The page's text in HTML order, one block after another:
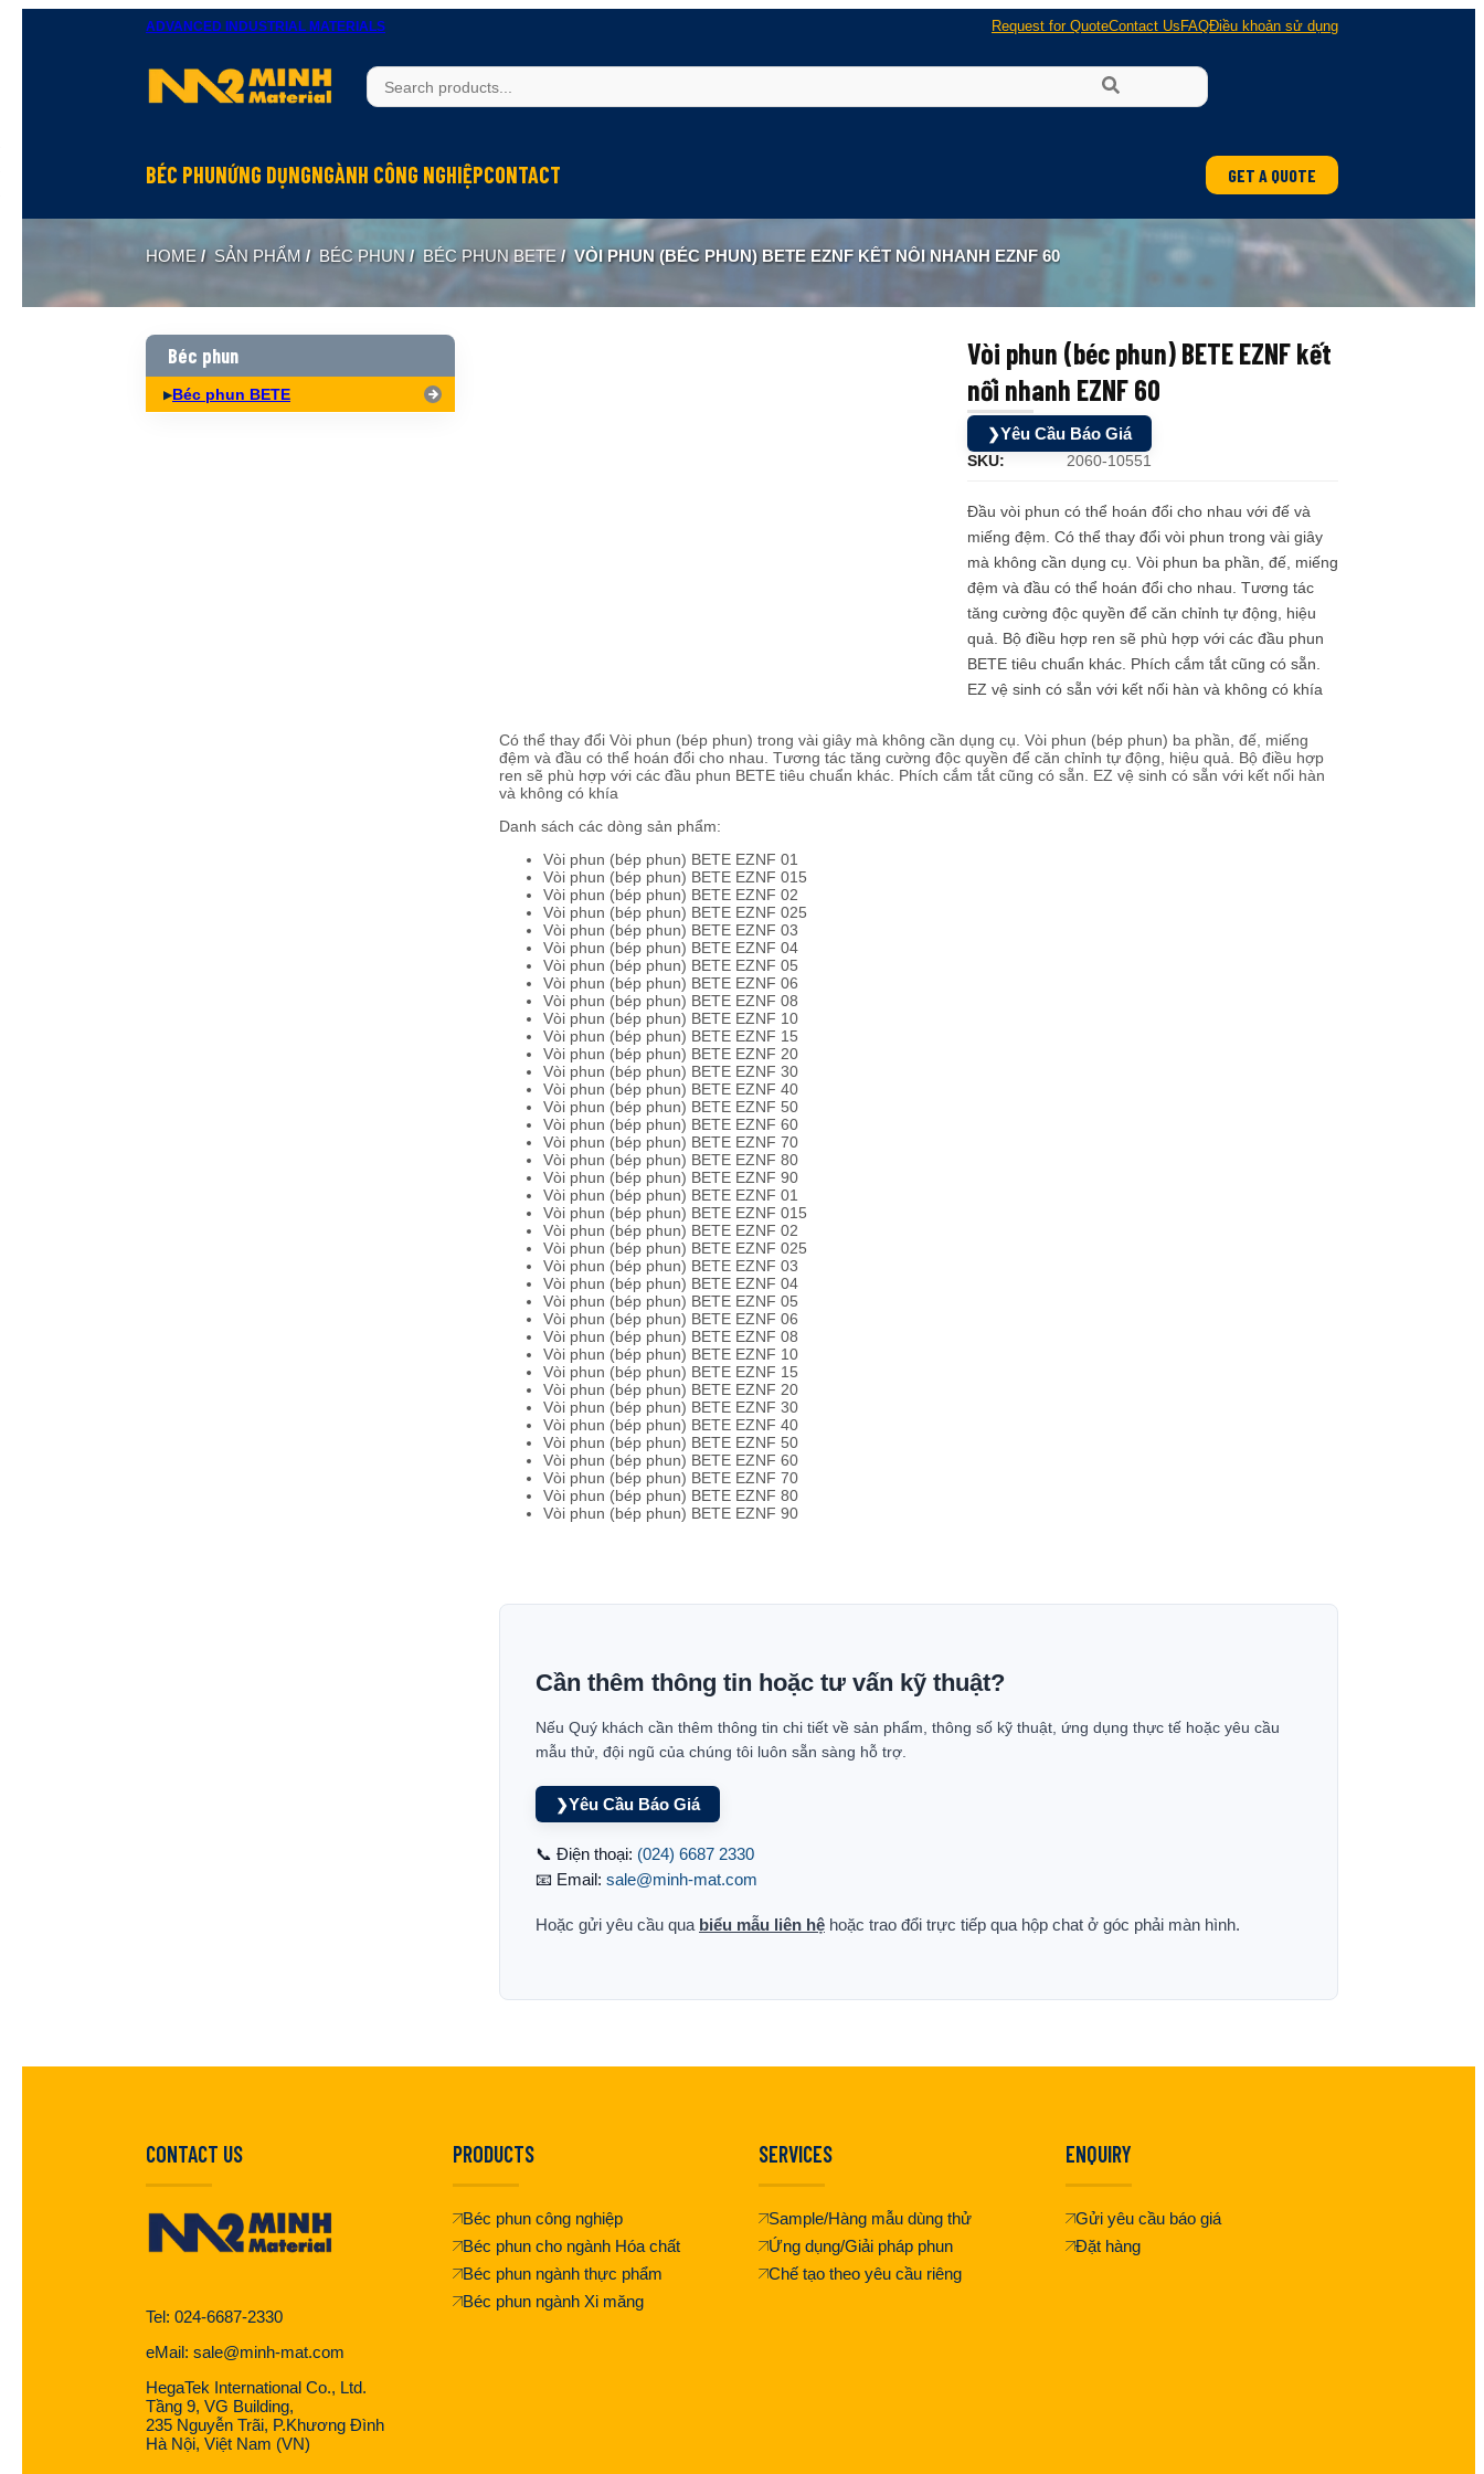
ADVANCED INDUSTRIAL MATERIALS Request for QuoteContact Us FAQĐiều khoản sử dụng
BÉC PHUN
Béc phun Đồng Brass
Béc phun Nhựa PP
Biên dạng hình nón đặc Full Cone
Biên dạng hình nón rỗng Hollow Cone
ỨNG DỤNG
Rửa bề mặt
Làm mát
Dập bụi
Phun hóa chất
NGÀNH CÔNG NGHIỆP
Hóa chất
Đóng tàu
Dệt may
CONTACT GET A QUOTE
HOME / SẢN PHẨM / BÉC PHUN / BÉC PHUN BETE / VÒI PHUN (BÉC PHUN) BETE EZNF KẾT NỐI NHANH EZNF 60
Béc phun
Béc phun BETE
Vòi phun (béc phun) BETE EZNF kết
nối nhanh EZNF 60
❯Yêu Cầu Báo Giá
SKU: 2060-10551
Đầu vòi phun có thể hoán đổi cho nhau với đế và
miếng đệm. Có thể thay đổi vòi phun trong vài giây
mà không cần dụng cụ. Vòi phun ba phần, đế, miếng
đệm và đầu có thể hoán đổi cho nhau. Tương tác
tăng cường độc quyền để căn chỉnh tự động, hiệu
quả. Bộ điều hợp ren sẽ phù hợp với các đầu phun
BETE tiêu chuẩn khác. Phích cắm tắt cũng có sẵn.
EZ vệ sinh có sẵn với kết nối hàn và không có khía
Có thể thay đổi Vòi phun (bép phun) trong vài giây mà không cần dụng cụ. Vòi phun (bép phun) ba phần, đế, miếng
đệm và đầu có thể hoán đổi cho nhau. Tương tác tăng cường độc quyền để căn chỉnh tự động, hiệu quả. Bộ điều hợp
ren sẽ phù hợp với các đầu phun BETE tiêu chuẩn khác. Phích cắm tắt cũng có sẵn. EZ vệ sinh có sẵn với kết nối hàn
và không có khía
Danh sách các dòng sản phẩm:
Vòi phun (bép phun) BETE EZNF 01
Vòi phun (bép phun) BETE EZNF 015
Vòi phun (bép phun) BETE EZNF 02
Vòi phun (bép phun) BETE EZNF 025
Vòi phun (bép phun) BETE EZNF 03
Vòi phun (bép phun) BETE EZNF 04
Vòi phun (bép phun) BETE EZNF 05
Vòi phun (bép phun) BETE EZNF 06
Vòi phun (bép phun) BETE EZNF 08
Vòi phun (bép phun) BETE EZNF 10
Vòi phun (bép phun) BETE EZNF 15
Vòi phun (bép phun) BETE EZNF 20
Vòi phun (bép phun) BETE EZNF 30
Vòi phun (bép phun) BETE EZNF 40
Vòi phun (bép phun) BETE EZNF 50
Vòi phun (bép phun) BETE EZNF 60
Vòi phun (bép phun) BETE EZNF 70
Vòi phun (bép phun) BETE EZNF 80
Vòi phun (bép phun) BETE EZNF 90
Vòi phun (bép phun) BETE EZNF 01
Vòi phun (bép phun) BETE EZNF 015
Vòi phun (bép phun) BETE EZNF 02
Vòi phun (bép phun) BETE EZNF 025
Vòi phun (bép phun) BETE EZNF 03
Vòi phun (bép phun) BETE EZNF 04
Vòi phun (bép phun) BETE EZNF 05
Vòi phun (bép phun) BETE EZNF 06
Vòi phun (bép phun) BETE EZNF 08
Vòi phun (bép phun) BETE EZNF 10
Vòi phun (bép phun) BETE EZNF 15
Vòi phun (bép phun) BETE EZNF 20
Vòi phun (bép phun) BETE EZNF 30
Vòi phun (bép phun) BETE EZNF 40
Vòi phun (bép phun) BETE EZNF 50
Vòi phun (bép phun) BETE EZNF 60
Vòi phun (bép phun) BETE EZNF 70
Vòi phun (bép phun) BETE EZNF 80
Vòi phun (bép phun) BETE EZNF 90
Cần thêm thông tin hoặc tư vấn kỹ thuật?
Nếu Quý khách cần thêm thông tin chi tiết về sản phẩm, thông số kỹ thuật, ứng dụng thực tế hoặc yêu cầu
mẫu thử, đội ngũ của chúng tôi luôn sẵn sàng hỗ trợ.
❯Yêu Cầu Báo Giá
📞 Điện thoại: (024) 6687 2330
📧 Email: sale@minh-mat.com
Hoặc gửi yêu cầu qua biểu mẫu liên hệ hoặc trao đổi trực tiếp qua hộp chat ở góc phải màn hình.
CONTACT US
Tel: 024-6687-2330
eMail: sale@minh-mat.com
HegaTek International Co., Ltd.
Tầng 9, VG Building,
235 Nguyễn Trãi, P.Khương Đình
Hà Nội, Việt Nam (VN)
PRODUCTS
Béc phun công nghiệp
Béc phun cho ngành Hóa chất
Béc phun ngành thực phẩm
Béc phun ngành Xi măng
SERVICES
Sample/Hàng mẫu dùng thử
Ứng dụng/Giải pháp phun
Chế tạo theo yêu cầu riêng
ENQUIRY
Gửi yêu cầu báo giá
Đặt hàng